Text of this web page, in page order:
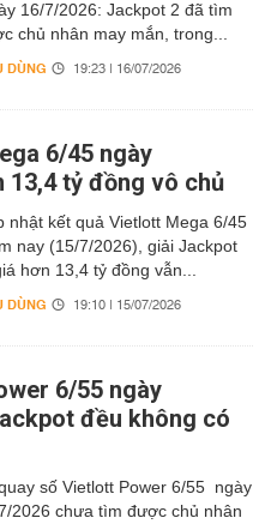
16/7/2026: Jackpot 2 đã tìm
chủ nhân may mắn, trong...
DÙNG 19:23 | 16/07/2026
6/45 ngày
13,4 tỷ đồng vô chủ
nhật kết quả Vietlott Mega 6/45
nay (15/7/2026), giải Jackpot
hơn 13,4 tỷ đồng vẫn...
DÙNG 19:10 | 15/07/2026
6/55 ngày
đều không có
số Vietlott Power 6/55 ngày
2026 chưa tìm được chủ nhân